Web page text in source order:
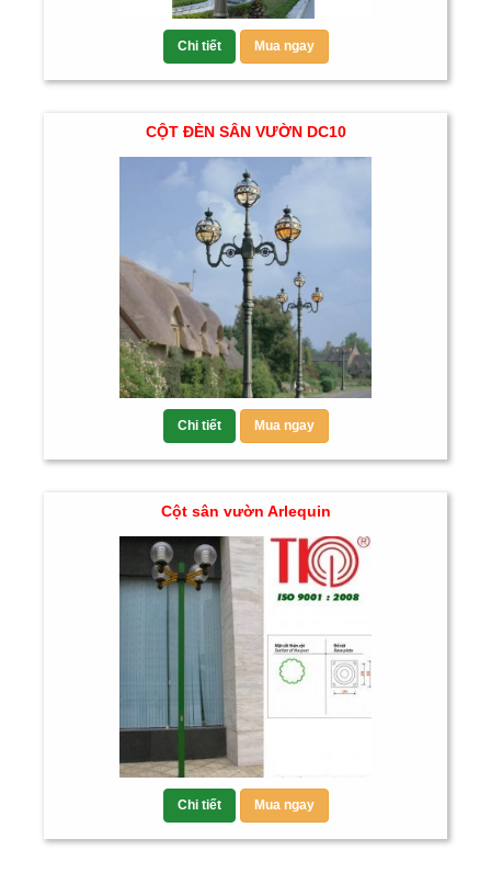
Chi tiết Mua ngay
CỘT ĐÈN SÂN VƯỜN DC10
Chi tiết Mua ngay
Cột sân vườn Arlequin
Chi tiết Mua ngay